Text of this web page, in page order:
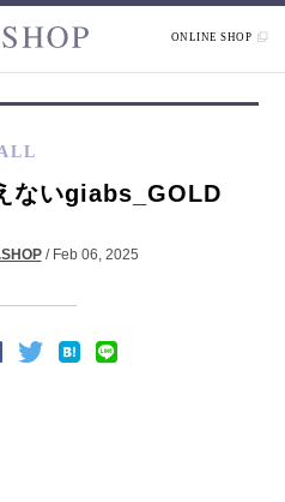
ONLINE SHOP
ないgiabs_GOLD
/ Feb 06, 2025